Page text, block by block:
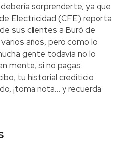
sorprenderte, ya que
Electricidad (CFE) reporta
sus clientes a Buró de
años, pero como lo
gente todavía no lo
mente, si no pagas
tu historial crediticio
¡toma nota… y recuerda